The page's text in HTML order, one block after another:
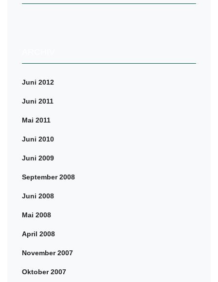
Juni 2012
Juni 2011
Mai 2011
Juni 2010
Juni 2009
September 2008
Juni 2008
Mai 2008
April 2008
November 2007
Oktober 2007